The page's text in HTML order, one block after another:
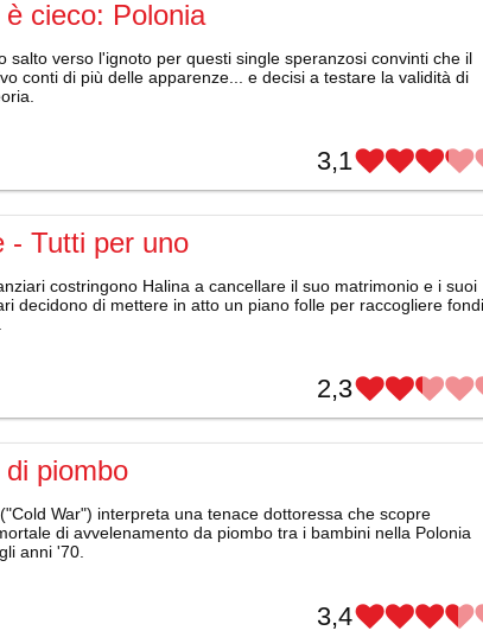
è cieco: Polonia
salto verso l'ignoto per questi single speranzosi convinti che il
conti di più delle apparenze... e decisi a testare la validità di
3,1
- Tutti per uno
costringono Halina a cancellare il suo matrimonio e i suoi
decidono di mettere in atto un piano folle per raccogliere fondi
2,3
di piombo
War") interpreta una tenace dottoressa che scopre
di avvelenamento da piombo tra i bambini nella Polonia
anni '70.
3,4